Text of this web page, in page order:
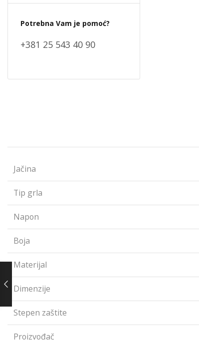
Potrebna Vam je pomoć?
+381 25 543 40 90
Jačina
Tip grla
Napon
Boja
Materijal
Dimenzije
Stepen zaštite
Proizvođač